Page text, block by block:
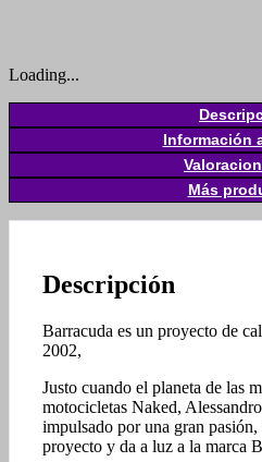
Loading...
Información
Más
Descripción
Barracuda es un proyecto de
2002,
Justo cuando el planeta de las
motocicletas Naked,
impulsado por una gran pasión,
proyecto y da a luz a la marca